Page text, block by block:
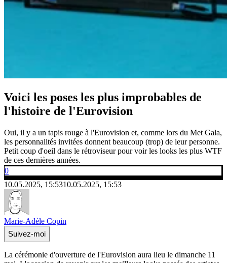
Voici les poses les plus improbables de
l'histoire de l'Eurovision
Oui, il y a un tapis rouge à l'Eurovision et, comme lors du Met Gala,
les personnalités invitées donnent beaucoup (trop) de leur personne.
Petit coup d'oeil dans le rétroviseur pour voir les looks les plus WTF
de ces dernières années.
0
10.05.2025, 15:5310.05.2025, 15:53
Marie-Adèle Copin
Suivez-moi
La cérémonie d'ouverture de l'Eurovision aura lieu le dimanche 11